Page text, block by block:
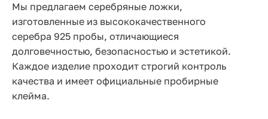
Мы предлагаем серебряные ложки,
изготовленные из высококачественного
серебра 925 пробы, отличающиеся
долговечностью, безопасностью и эстетикой.
Каждое изделие проходит строгий контроль
качества и имеет официальные пробирные
клейма.